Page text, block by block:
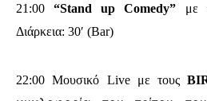
21:00“Stand up Comedy” με
Διάρκεια: 30′ (Bar)
22:00 Μουσικό Live με τους